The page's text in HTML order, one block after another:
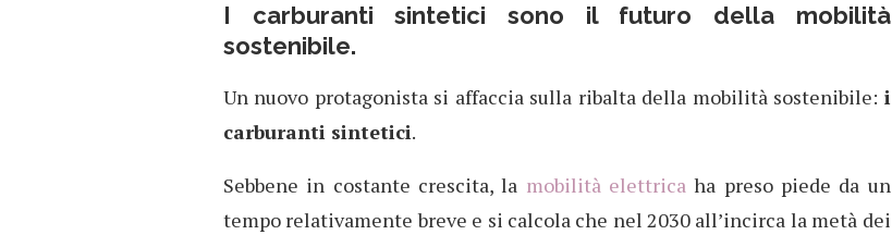
I carburanti sintetici sono il futuro della mobilità
sostenibile.
Un nuovo protagonista si affaccia sulla ribalta della mobilità sostenibile: i
carburanti sintetici.
Sebbene in costante crescita, la mobilità elettricaha preso piede da un
tempo relativamente breve e si calcola che nel 2030 all’incirca la metà dei